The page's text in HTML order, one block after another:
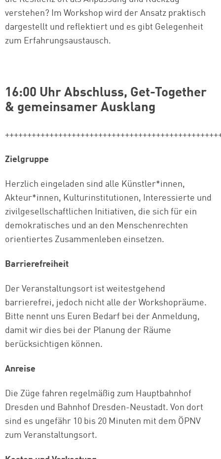
verstehen? Im Workshop wird der Ansatz praktisch
dargestellt und reflektiert und es gibt Gelegenheit
zum Erfahrungsaustausch.
16:00 Uhr Abschluss, Get-Together
& gemeinsamer Ausklang
Zielgruppe
Herzlich eingeladen sind alle Künstler*innen,
Akteur*innen, Kulturinstitutionen, Interessierte und
zivilgesellschaftlichen Initiativen, die sich für ein
demokratisches und an den Menschenrechten
orientiertes Zusammenleben einsetzen.
Barrierefreiheit
Der Veranstaltungsort ist weitestgehend
barrierefrei, jedoch nicht alle der Workshopräume.
Bitte nennt uns Euren Bedarf bei der Anmeldung,
damit wir dies bei der Planung der Räume
berücksichtigen können.
Anreise
Die Züge fahren regelmäßig zum Hauptbahnhof
Dresden und Bahnhof Dresden-Neustadt. Von dort
sind es ungefähr 10 bis 20 Minuten mit dem ÖPNV
zum Veranstaltungsort.